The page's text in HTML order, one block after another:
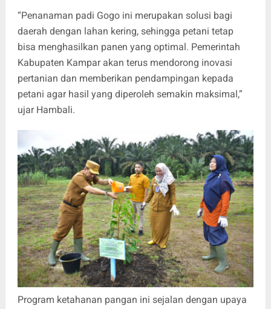
“Penanaman padi Gogo ini merupakan solusi bagi
daerah dengan lahan kering, sehingga petani tetap
bisa menghasilkan panen yang optimal. Pemerintah
Kabupaten Kampar akan terus mendorong inovasi
pertanian dan memberikan pendampingan kepada
petani agar hasil yang diperoleh semakin maksimal,”
ujar Hambali.
Program ketahanan pangan ini sejalan dengan upaya